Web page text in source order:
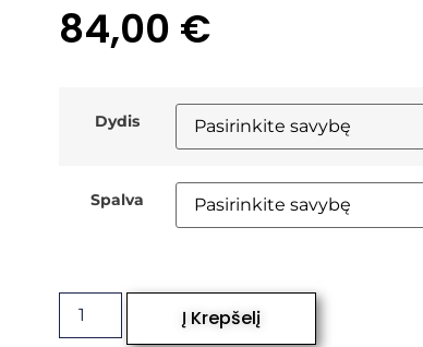
84,00 €
Dydis
Spalva
Į Krepšelį